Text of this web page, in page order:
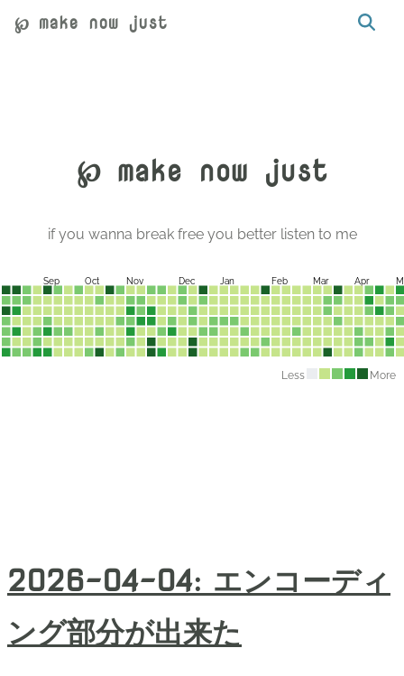
℘ make now just
℘ make now just
if you wanna break free you better listen to me
Sep Oct Nov Dec Jan Feb Mar Apr
Less More
2026-04-04: エンコーディ
ング部分が出来た